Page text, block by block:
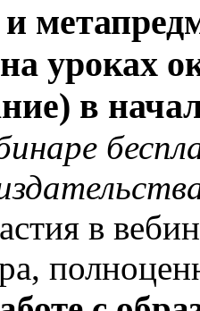
на уроках
в
в